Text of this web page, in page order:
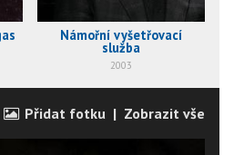
Námořní vyšetřovací
služba
2003
Přidat fotku | Zobrazit vše